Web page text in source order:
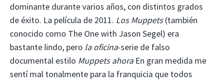
dominante durante varios años, con distintos grados
de éxito. La película de 2011. Los Muppets(también
conocido como The One with Jason Segel) era
bastante lindo, pero la oficina-serie de falso
documental estilo Muppets ahoraEn gran medida me
sentí mal tonalmente para la franquicia que todos